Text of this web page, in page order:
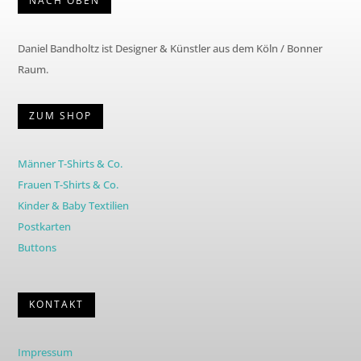
Daniel Bandholtz ist Designer & Künstler aus dem Köln / Bonner
Raum.
ZUM SHOP
Männer T-Shirts & Co.
Frauen T-Shirts & Co.
Kinder & Baby Textilien
Postkarten
Buttons
KONTAKT
Impressum